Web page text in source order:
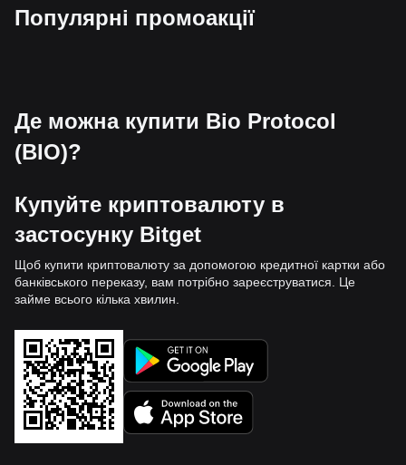
Популярні промоакції
Де можна купити Bio Protocol
(BIO)?
Купуйте криптовалюту в
застосунку Bitget
Щоб купити криптовалюту за допомогою кредитної картки або
банківського переказу, вам потрібно зареєструватися. Це
займе всього кілька хвилин.